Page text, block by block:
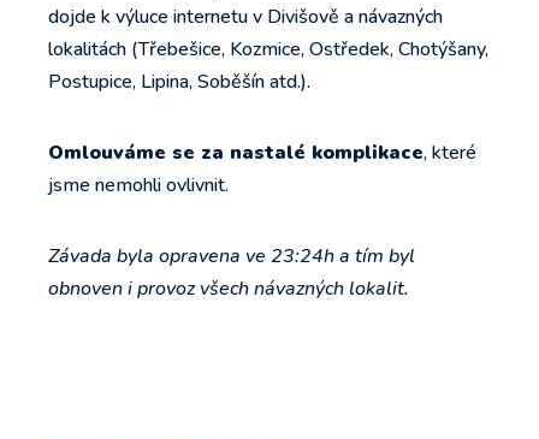
dojde k výluce internetu v Divišově a návazných
lokalitách (Třebešice, Kozmice, Ostředek, Chotýšany,
Postupice, Lipina, Soběšín atd.).
Omlouváme se za nastalé komplikace, které
jsme nemohli ovlivnit.
Závada byla opravena ve 23:24h a tím byl
obnoven i provoz všech návazných lokalit.